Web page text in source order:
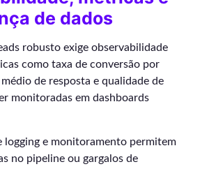
de dados
robusto exige observabilidade
como taxa de conversão por
de resposta e qualidade de
monitoradas em dashboards
logging e monitoramento permitem
no pipeline ou gargalos de